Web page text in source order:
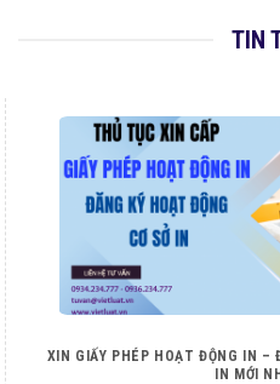
TIN
XIN GIẤY PHÉP HOẠT ĐỘNG IN –
IN MỚI